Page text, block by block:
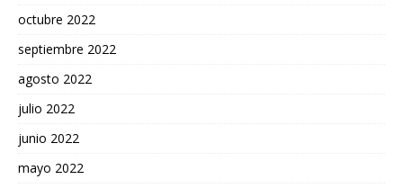
octubre 2022
septiembre 2022
agosto 2022
julio 2022
junio 2022
mayo 2022